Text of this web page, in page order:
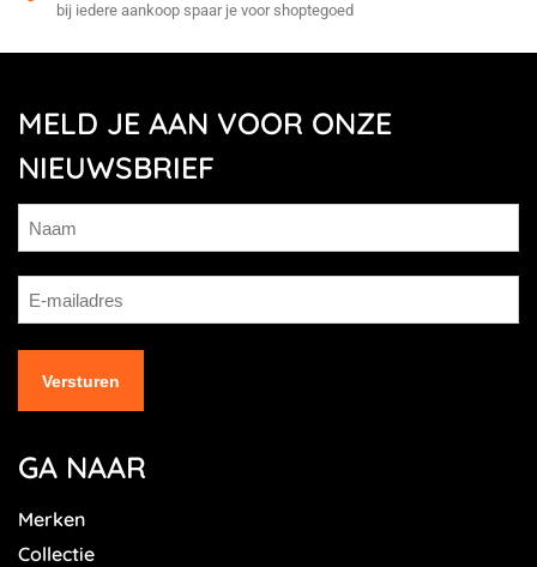
bij iedere aankoop spaar je voor shoptegoed
MELD JE AAN VOOR ONZE
NIEUWSBRIEF
GA NAAR
Merken
Collectie